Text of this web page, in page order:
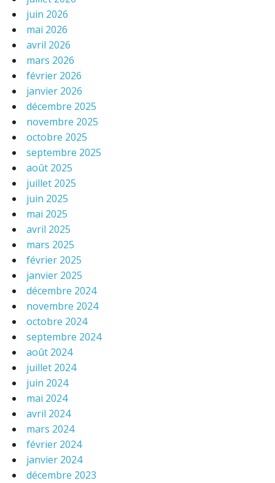
juin 2026
mai 2026
avril 2026
mars 2026
février 2026
janvier 2026
décembre 2025
novembre 2025
octobre 2025
septembre 2025
août 2025
juillet 2025
juin 2025
mai 2025
avril 2025
mars 2025
février 2025
janvier 2025
décembre 2024
novembre 2024
octobre 2024
septembre 2024
août 2024
juillet 2024
juin 2024
mai 2024
avril 2024
mars 2024
février 2024
janvier 2024
décembre 2023